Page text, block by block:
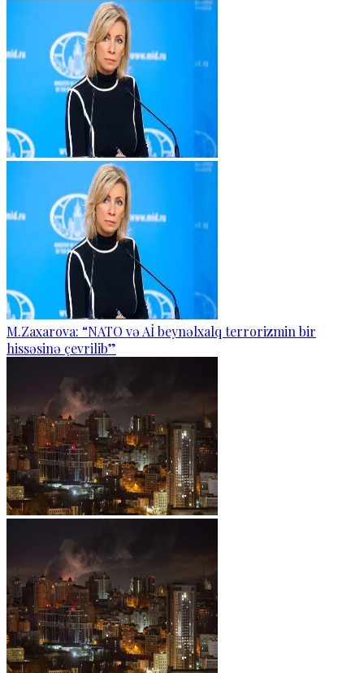
M.Zaxarova: “NATO və Aİ beynəlxalq terrorizmin bir
hissəsinə çevrilib”